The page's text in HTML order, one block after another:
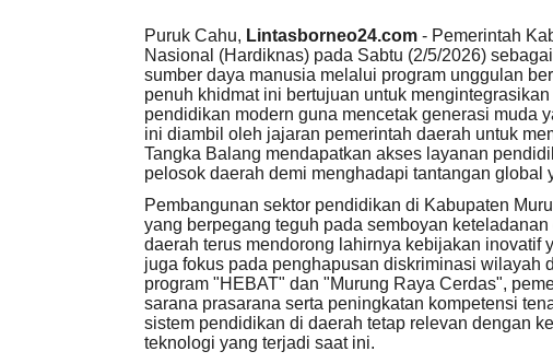
Puruk Cahu, Lintasborneo24.com - Pemerintah
Nasional (Hardiknas) pada Sabtu (2/5/2026)
sumber daya manusia melalui program unggulan
penuh khidmat ini bertujuan untuk
pendidikan modern guna mencetak generasi muda
ini diambil oleh jajaran pemerintah daerah untuk
Tangka Balang mendapatkan akses layanan
pelosok daerah demi menghadapi tantangan global
Pembangunan sektor pendidikan di Kabupaten
yang berpegang teguh pada semboyan
daerah terus mendorong lahirnya kebijakan inovatif
juga fokus pada penghapusan diskriminasi wilayah
program "HEBAT" dan "Murung Raya Cerdas",
sarana prasarana serta peningkatan kompetensi
sistem pendidikan di daerah tetap relevan dengan
teknologi yang terjadi saat ini.